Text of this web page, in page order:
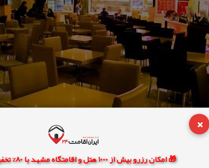
×
🎁 امکان رزرو بیش از 1000 هتل و اقامتگاه مشهد با 80% تخفیف واقعی